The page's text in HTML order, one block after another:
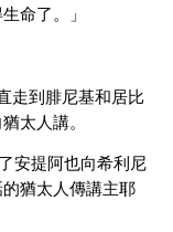
命了。」
走到腓尼基和居比
太人講。
安提阿也向希利尼
猶太人傳講主耶